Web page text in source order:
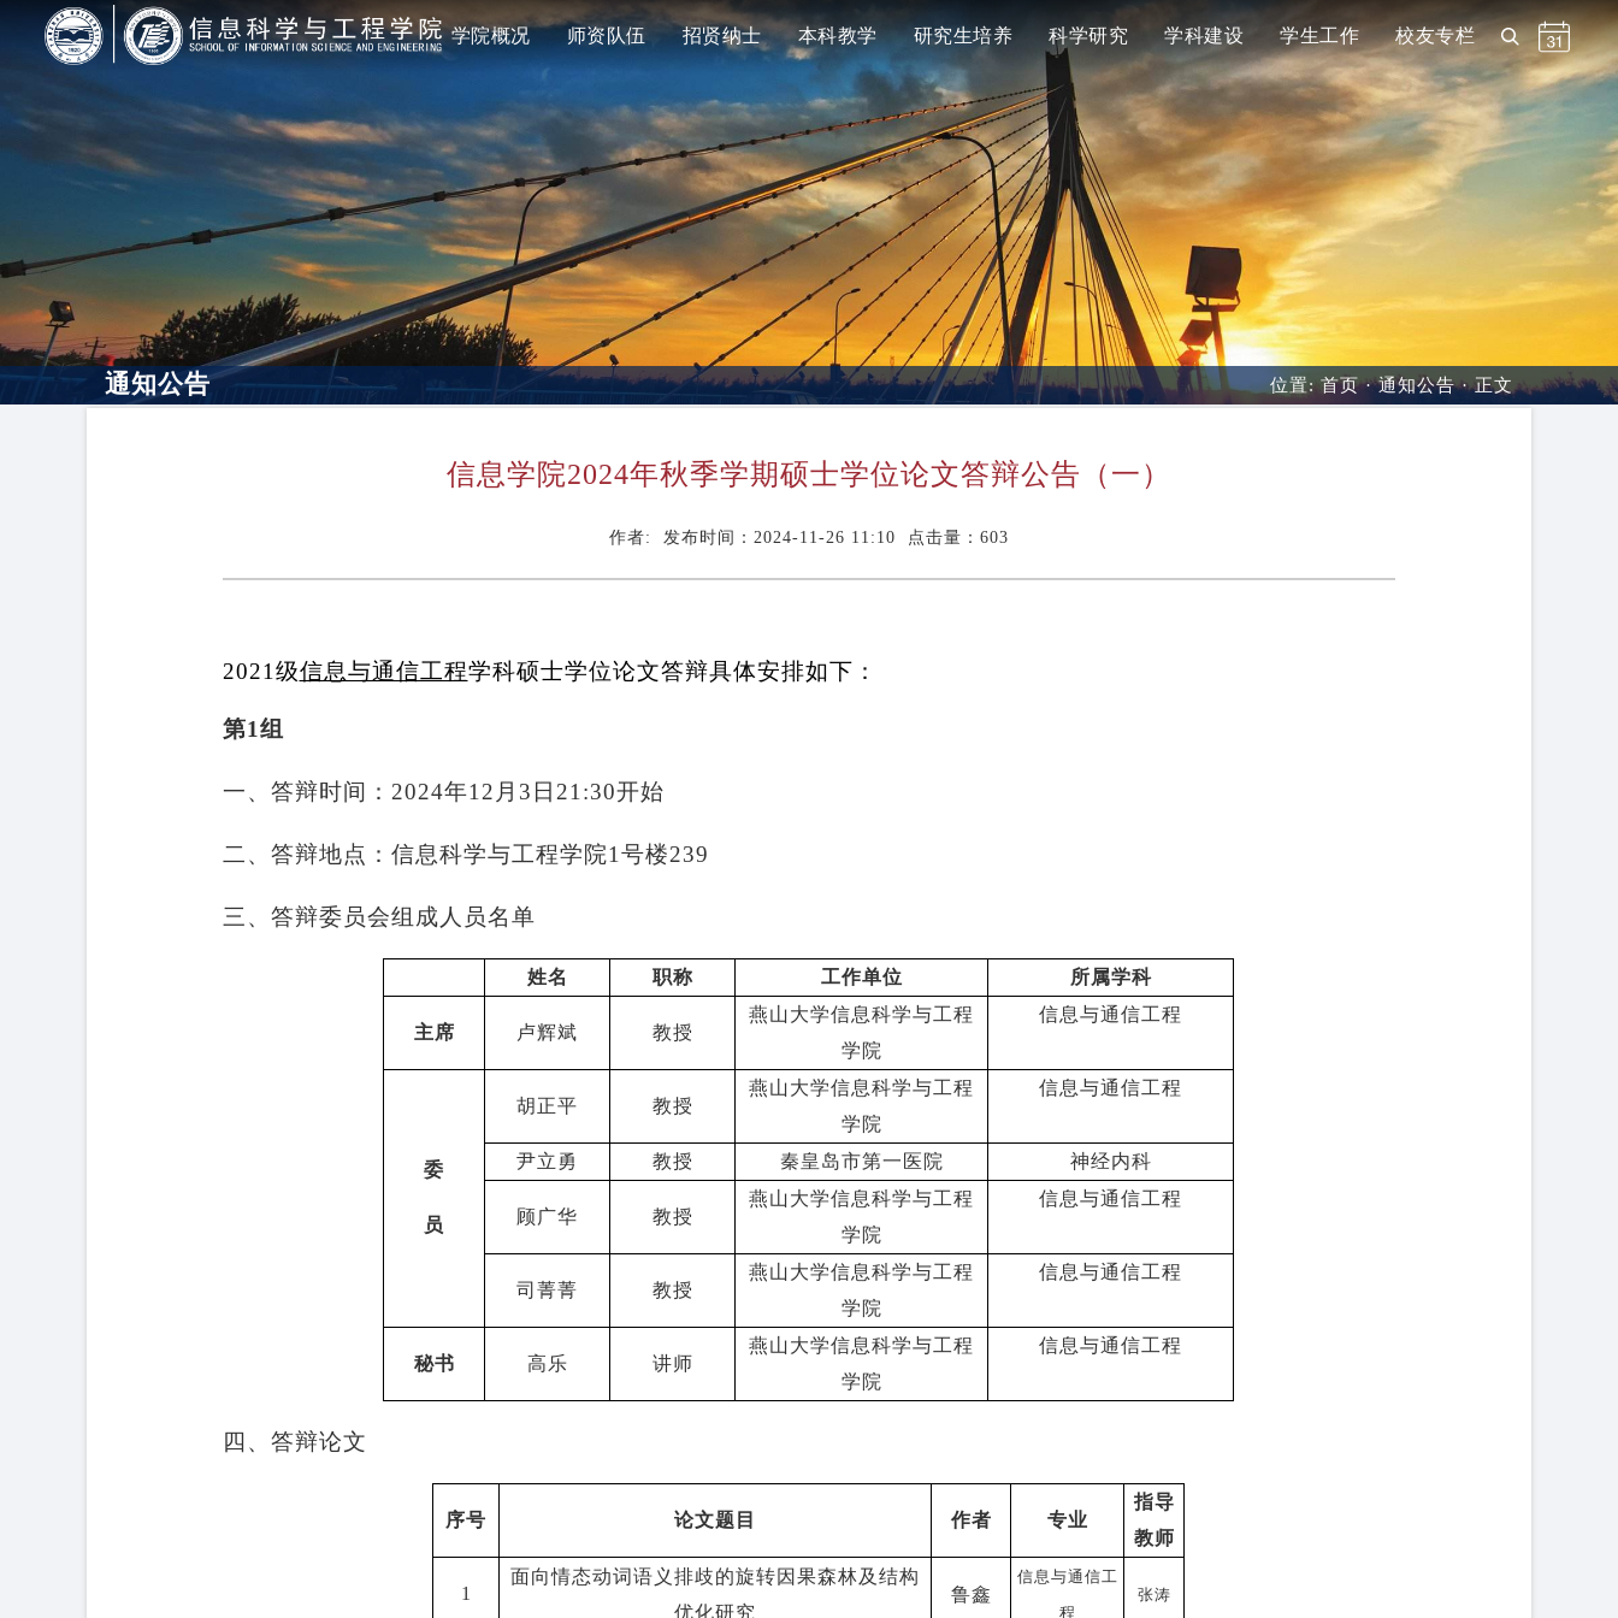
通知公告 位置:首页·通知公告· 正文
学院概况 师资队伍 招贤纳士 本科教学 研究生培养 科学研究 学科建设 学生工作 校友专栏
信息学院2024年秋季学期硕士学位论文答辩公告（一）
作者: 发布时间：2024-11-26 11:10 点击量： 603
2021 级信息与通信工程学科硕士学位论文答辩具体安排如下：
第1组
一、答辩时间： 2024年12 月 3 日 21:30开始
二、答辩地点：信息科学与工程学院1 号楼239
三、答辩委员会组成人员名单
姓名 职称 工作单位 所属学科
主席 卢辉斌 教授
燕山大学信息科学与工程
学院
信息与通信工程
委
员
胡正平 教授
燕山大学信息科学与工程
学院
信息与通信工程
尹立勇 教授 秦皇岛市第一医院 神经内科
顾广华 教授
燕山大学信息科学与工程
学院
信息与通信工程
司菁菁 教授
燕山大学信息科学与工程
学院
信息与通信工程
秘书 高乐 讲师
燕山大学信息科学与工程
学院
信息与通信工程
四、答辩论文
序号 论文题目 作者 专业
指导
教师
1
面向情态动词语义排歧的旋转因果森林及结构
优化研究
鲁鑫
信息与通信工
程
张涛